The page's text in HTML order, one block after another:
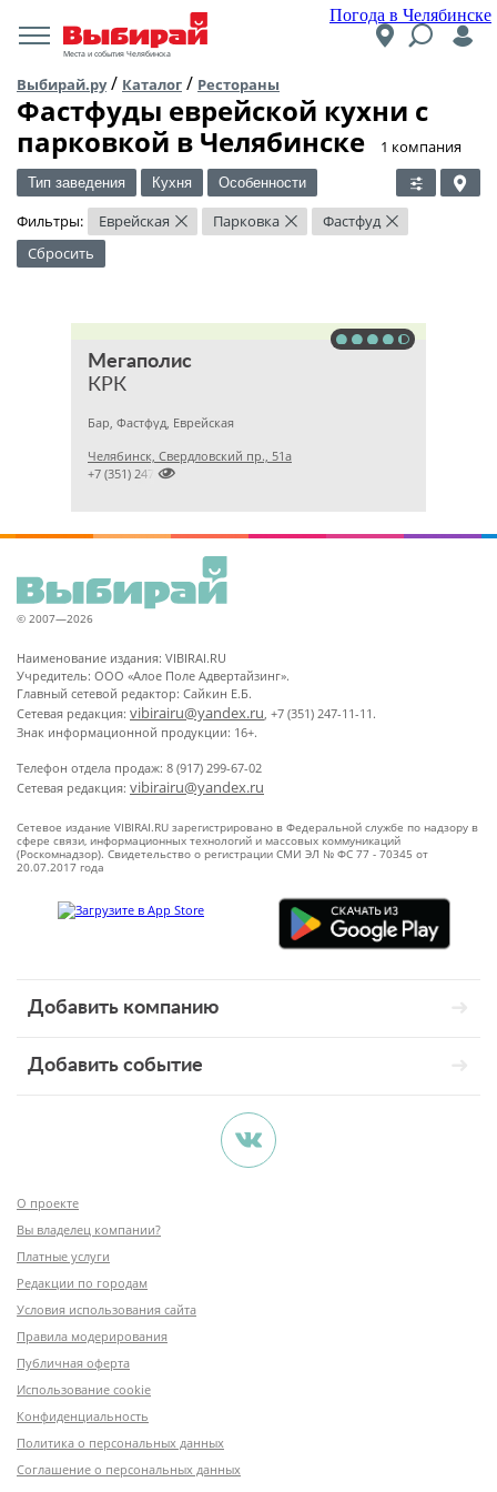
Погода в Челябинске
Места и события Челябинска
Выбирай.ру/ Каталог / Рестораны
Фастфуды еврейской кухни c
парковкой в Челябинске
​1 компания
Тип заведения Кухня Особенности
Фильтры: Еврейская × Парковка × Фастфуд ×
Сбросить
Мегаполис
КРК
Бар, Фастфуд, Еврейская
Челябинск, Свердловский пр., 51а

+7 (351) 2474545
© 2007—2026
Наименование издания: VIBIRAI.RU
Учредитель: ООО «Алое Поле Адвертайзинг».
Главный сетевой редактор: Сайкин Е.Б.
Сетевая редакция: vibirairu@yandex.ru, +7 (351) 247-11-11.
Знак информационной продукции: 16+.
Телефон отдела продаж: 8 (917) 299-67-02
Сетевая редакция: vibirairu@yandex.ru
Сетевое издание VIBIRAI.RU зарегистрировано в Федеральной службе по надзору в
сфере связи, информационных технологий и массовых коммуникаций
(Роскомнадзор). Свидетельство о регистрации СМИ ЭЛ № ФС 77 - 70345 от
20.07.2017 года
Добавить компанию
Добавить событие
О проекте
Вы владелец компании?
Платные услуги
Редакции по городам
Условия использования сайта
Правила модерирования
Публичная оферта
Использование cookie
Конфиденциальность
Политика о персональных данных
Соглашение о персональных данных